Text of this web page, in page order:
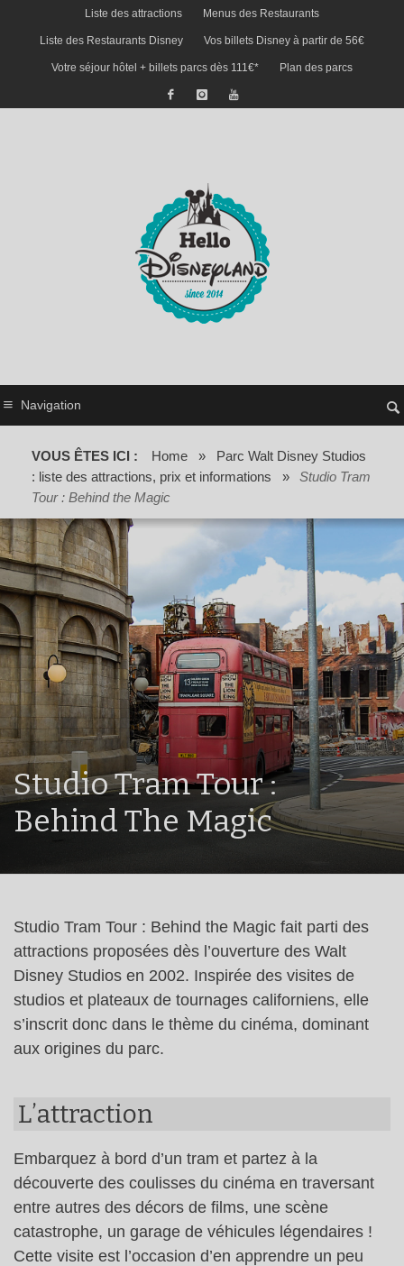
Liste des attractions Menus des Restaurants
Liste des Restaurants Disney Vos billets Disney à partir de 56€
Votre séjour hôtel + billets parcs dès 111€* Plan des parcs
Navigation
VOUS ÊTES ICI : Home »
Parc Walt Disney Studios
: liste des attractions, prix et informations
»
Studio Tram
Tour : Behind the Magic
Studio Tram Tour :
Behind The Magic
Studio Tram Tour : Behind the Magic fait parti des
attractions proposées dès l’ouverture des Walt
Disney Studios en 2002. Inspirée des visites de
studios et plateaux de tournages californiens, elle
s’inscrit donc dans le thème du cinéma, dominant
aux origines du parc.
L’attraction
Embarquez à bord d’un tram et partez à la
découverte des coulisses du cinéma en traversant
entre autres des décors de films, une scène
catastrophe, un garage de véhicules légendaires !
Cette visite est l’occasion d’en apprendre un peu